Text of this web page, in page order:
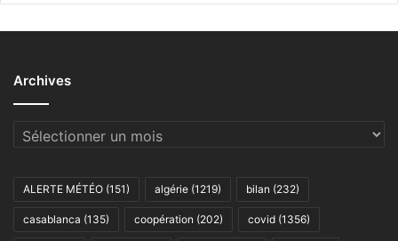
Archives
Archives
ALERTE MÉTÉO (151) algérie (1219) bilan (232)
casablanca (135) coopération (202) covid (1356)